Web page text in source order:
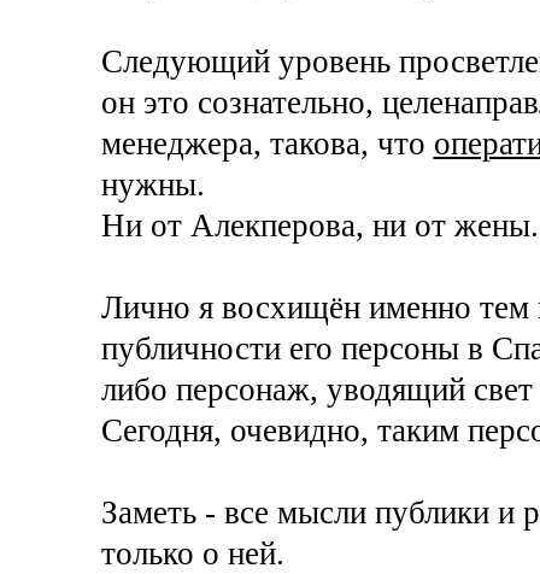
Следующий уровень
он это сознательно,
менеджера, такова, что
нужны.
Ни от Алекперова, ни от жены.
Лично я восхищён именно
публичности его персоны в
либо персонаж, уводящий
Сегодня, очевидно, таким
Заметь - все мысли публики и
только о ней.